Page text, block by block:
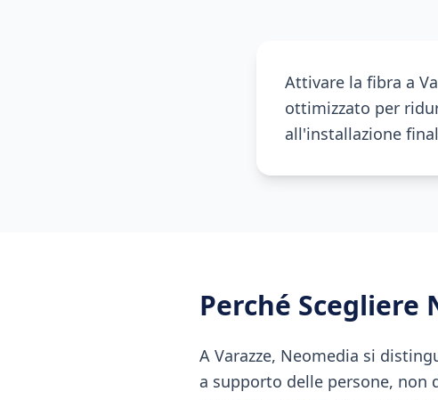
Attivare la fibra a
ottimizzato per
all'installazione
Perché Scegliere
A Varazze, Neomedia si
a supporto delle persone,